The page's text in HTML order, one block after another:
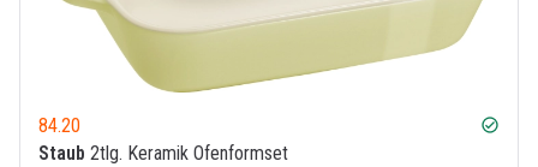
84.20 check_circle
Staub 2tlg. Keramik Ofenformset